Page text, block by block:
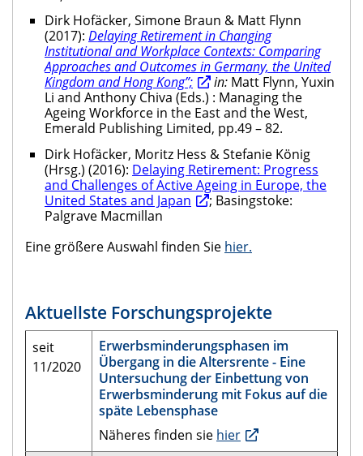
Dirk Hofäcker, Simone Braun & Matt Flynn
(2017): Delaying Retirement in Changing
Institutional and Workplace Contexts: Comparing
Approaches and Outcomes in Germany, the United
Kingdom and Hong Kong”;
in: Matt Flynn, Yuxin
Li and Anthony Chiva (Eds.) : Managing the
Ageing Workforce in the East and the West,
Emerald Publishing Limited, pp.49 – 82.
Dirk Hofäcker, Moritz Hess & Stefanie König
(Hrsg.) (2016): Delaying Retirement: Progress
and Challenges of Active Ageing in Europe, the
United States and Japan
; Basingstoke:
Palgrave Macmillan
Eine größere Auswahl finden Sie hier.
Aktuellste Forschungsprojekte
seit
11/2020
Erwerbsminderungsphasen im
Übergang in die Altersrente - Eine
Untersuchung der Einbettung von
Erwerbsminderung mit Fokus auf die
späte Lebensphase
Näheres finden sie hier